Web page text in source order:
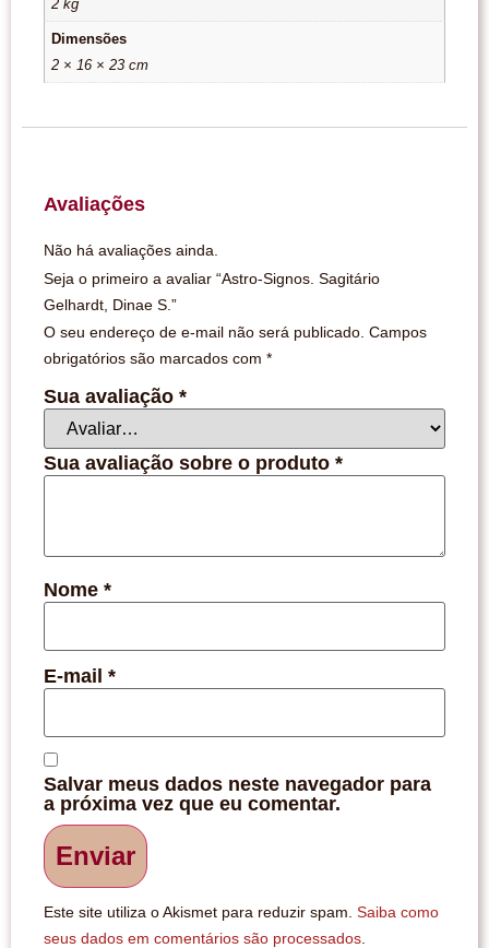
2 kg
Dimensões
2 × 16 × 23 cm
Avaliações
Não há avaliações ainda.
Seja o primeiro a avaliar “Astro-Signos. Sagitário
Gelhardt, Dinae S.”
O seu endereço de e-mail não será publicado. Campos
obrigatórios são marcados com *
Sua avaliação *
Sua avaliação sobre o produto *
Nome *
E-mail *
Salvar meus dados neste navegador para
a próxima vez que eu comentar.
Este site utiliza o Akismet para reduzir spam. Saiba como
seus dados em comentários são processados